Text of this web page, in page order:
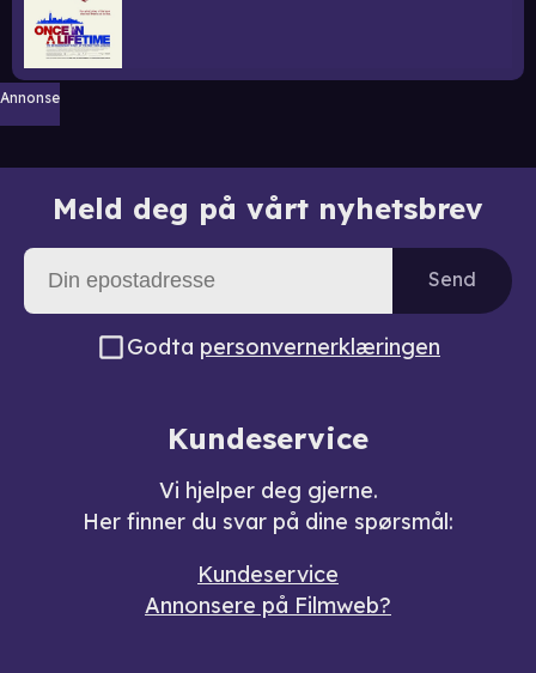
Annonse
Meld deg på vårt nyhetsbrev
Send
Godta personvernerklæringen
Kundeservice
Vi hjelper deg gjerne.
Her finner du svar på dine spørsmål:
Kundeservice
Annonsere på Filmweb?